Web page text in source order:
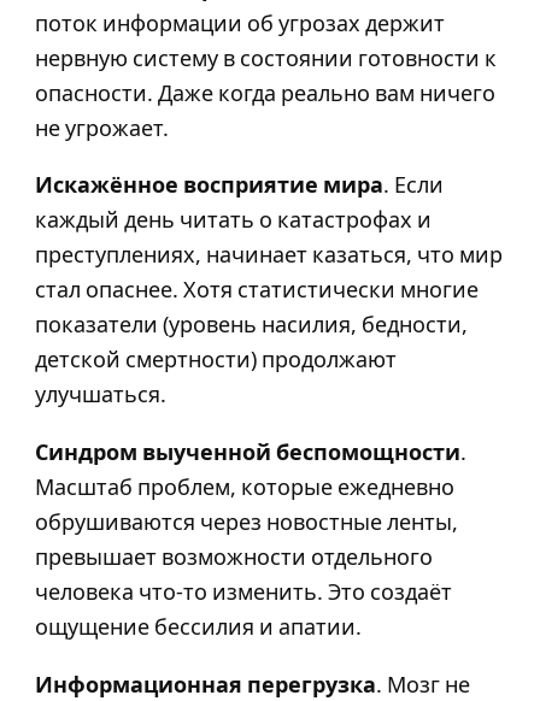
поток информации об угрозах держит
нервную систему в состоянии готовности к
опасности. Даже когда реально вам ничего
не угрожает.
Искажённое восприятие мира. Если
каждый день читать о катастрофах и
преступлениях, начинает казаться, что мир
стал опаснее. Хотя статистически многие
показатели (уровень насилия, бедности,
детской смертности) продолжают
улучшаться.
Синдром выученной беспомощности.
Масштаб проблем, которые ежедневно
обрушиваются через новостные ленты,
превышает возможности отдельного
человека что-то изменить. Это создаёт
ощущение бессилия и апатии.
Информационная перегрузка. Мозг не